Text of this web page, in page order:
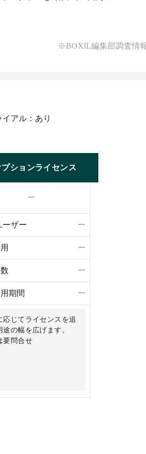
※BOXIL編集部調査情
アル：あり
プションライセンス
ー
ーザー ー
ー
ー
期間 ー
応じてライセンスを追
途の幅を広げます。
要問合せ